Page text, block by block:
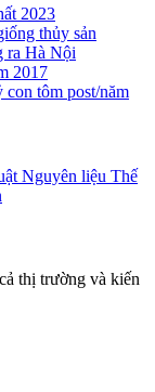
2023
thủy sản
ra Hà Nội
2017
tôm post/năm
Nguyên liệu Thế
thị trường và kiến